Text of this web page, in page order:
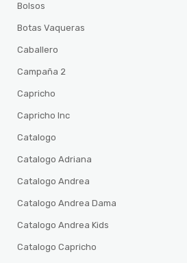
Bolsos
Botas Vaqueras
Caballero
Campaña 2
Capricho
Capricho Inc
Catalogo
Catalogo Adriana
Catalogo Andrea
Catalogo Andrea Dama
Catalogo Andrea Kids
Catalogo Capricho